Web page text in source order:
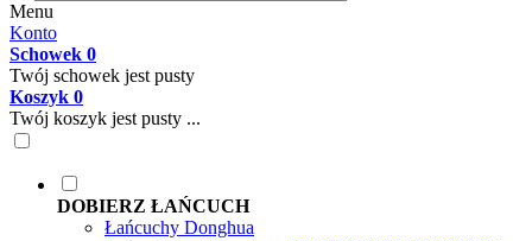
Menu
Konto
Schowek 0
Twój schowek jest pusty
Koszyk 0
Twój koszyk jest pusty ...
DOBIERZ ŁAŃCUCH
Łańcuchy Donghua